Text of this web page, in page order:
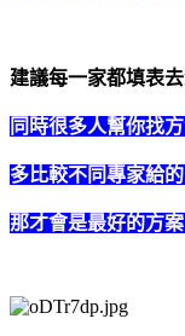
建議每一家都填表
同時很多人幫你找
多比較不同專家給
那才會是最好的方